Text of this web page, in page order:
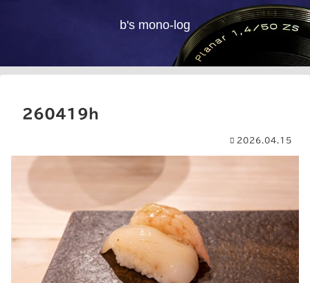
b's mono-log
260419h
2026.04.15